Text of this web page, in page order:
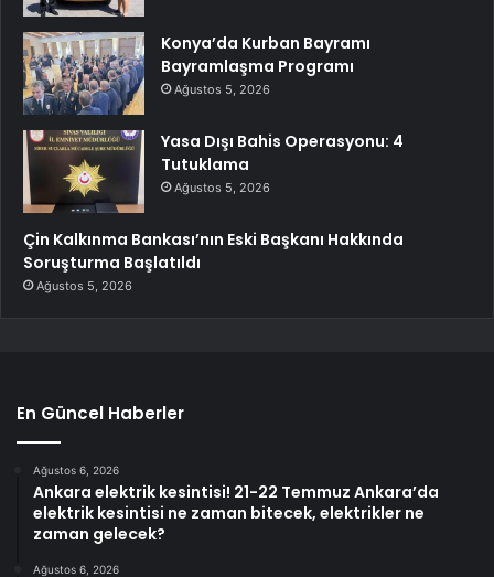
Konya’da Kurban Bayramı
Bayramlaşma Programı
Ağustos 5, 2026
Yasa Dışı Bahis Operasyonu: 4
Tutuklama
Ağustos 5, 2026
Çin Kalkınma Bankası’nın Eski Başkanı Hakkında
Soruşturma Başlatıldı
Ağustos 5, 2026
En Güncel Haberler
Ağustos 6, 2026
Ankara elektrik kesintisi! 21-22 Temmuz Ankara’da
elektrik kesintisi ne zaman bitecek, elektrikler ne
zaman gelecek?
Ağustos 6, 2026